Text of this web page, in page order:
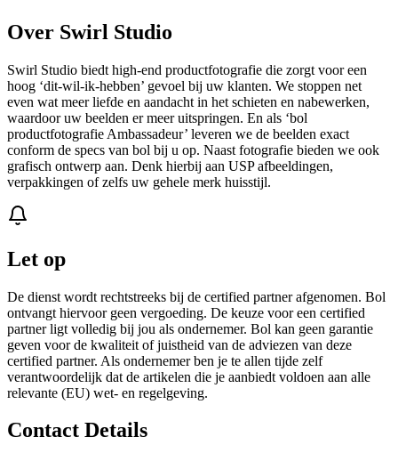
Over Swirl Studio
Swirl Studio biedt high-end productfotografie die zorgt voor een
hoog ‘dit-wil-ik-hebben’ gevoel bij uw klanten. We stoppen net
even wat meer liefde en aandacht in het schieten en nabewerken,
waardoor uw beelden er meer uitspringen. En als ‘bol
productfotografie Ambassadeur’ leveren we de beelden exact
conform de specs van bol bij u op. Naast fotografie bieden we ook
grafisch ontwerp aan. Denk hierbij aan USP afbeeldingen,
verpakkingen of zelfs uw gehele merk huisstijl.
Let op
De dienst wordt rechtstreeks bij de certified partner afgenomen. Bol
ontvangt hiervoor geen vergoeding. De keuze voor een certified
partner ligt volledig bij jou als ondernemer. Bol kan geen garantie
geven voor de kwaliteit of juistheid van de adviezen van deze
certified partner. Als ondernemer ben je te allen tijde zelf
verantwoordelijk dat de artikelen die je aanbiedt voldoen aan alle
relevante (EU) wet- en regelgeving.
Contact Details